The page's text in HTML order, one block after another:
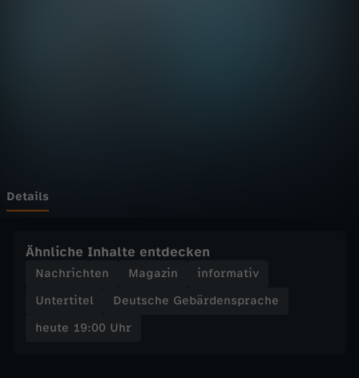
r
Z
D
Details
Ähnliche Inhalte entdecken
Nachrichten Magazin
informativ
Untertitel
Deutsche Gebärdensprache
heute 19:00 Uhr